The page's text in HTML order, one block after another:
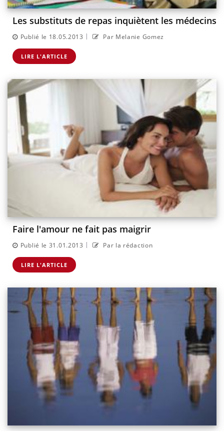
Les substituts de repas inquiètent les médecins
Publié le 18.05.2013 | Par Melanie Gomez
LIRE L'ARTICLE
Faire l'amour ne fait pas maigrir
Publié le 31.01.2013 | Par la rédaction
LIRE L'ARTICLE